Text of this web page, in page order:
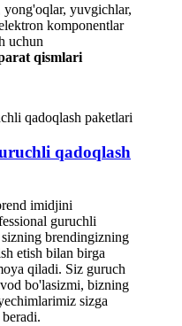
yong'oqlar, yuvgichlar,
komponentlar
uchun
qismlari
qadoqlash
imidjini
guruchli
brendingizning
etish bilan birga
qiladi. Siz guruch
bo'lasizmi, bizning
sizga